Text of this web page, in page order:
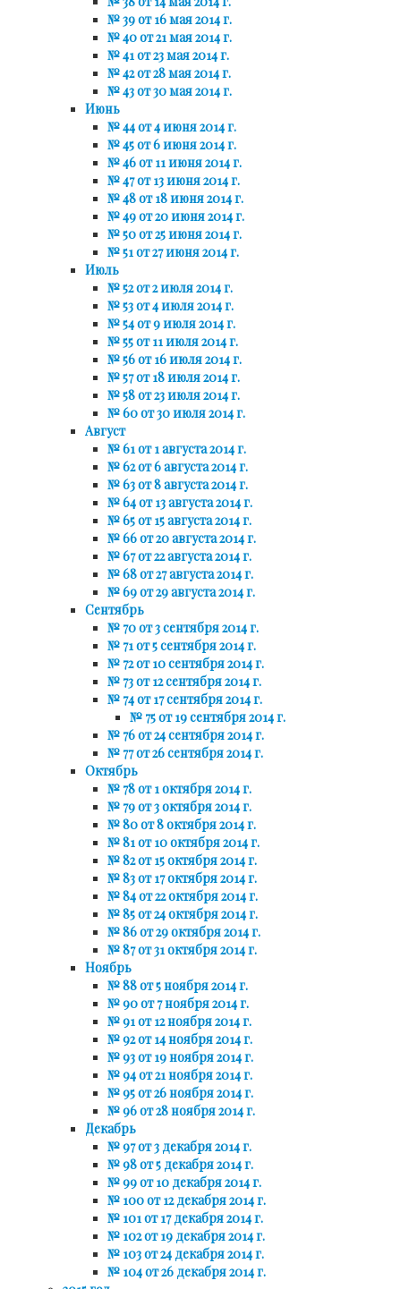
№ 39 от 16 мая 2014 г.
№ 40 от 21 мая 2014 г.
№ 41 от 23 мая 2014 г.
№ 42 от 28 мая 2014 г.
№ 43 от 30 мая 2014 г.
Июнь
№ 44 от 4 июня 2014 г.
№ 45 от 6 июня 2014 г.
№ 46 от 11 июня 2014 г.
№ 47 от 13 июня 2014 г.
№ 48 от 18 июня 2014 г.
№ 49 от 20 июня 2014 г.
№ 50 от 25 июня 2014 г.
№ 51 от 27 июня 2014 г.
Июль
№ 52 от 2 июля 2014 г.
№ 53 от 4 июля 2014 г.
№ 54 от 9 июля 2014 г.
№ 55 от 11 июля 2014 г.
№ 56 от 16 июля 2014 г.
№ 57 от 18 июля 2014 г.
№ 58 от 23 июля 2014 г.
№ 60 от 30 июля 2014 г.
Август
№ 61 от 1 августа 2014 г.
№ 62 от 6 августа 2014 г.
№ 63 от 8 августа 2014 г.
№ 64 от 13 августа 2014 г.
№ 65 от 15 августа 2014 г.
№ 66 от 20 августа 2014 г.
№ 67 от 22 августа 2014 г.
№ 68 от 27 августа 2014 г.
№ 69 от 29 августа 2014 г.
Сентябрь
№ 70 от 3 сентября 2014 г.
№ 71 от 5 сентября 2014 г.
№ 72 от 10 сентября 2014 г.
№ 73 от 12 сентября 2014 г.
№ 74 от 17 сентября 2014 г.
№ 75 от 19 сентября 2014 г.
№ 76 от 24 сентября 2014 г.
№ 77 от 26 сентября 2014 г.
Октябрь
№ 78 от 1 октября 2014 г.
№ 79 от 3 октября 2014 г.
№ 80 от 8 октября 2014 г.
№ 81 от 10 октября 2014 г.
№ 82 от 15 октября 2014 г.
№ 83 от 17 октября 2014 г.
№ 84 от 22 октября 2014 г.
№ 85 от 24 октября 2014 г.
№ 86 от 29 октября 2014 г.
№ 87 от 31 октября 2014 г.
Ноябрь
№ 88 от 5 ноября 2014 г.
№ 90 от 7 ноября 2014 г.
№ 91 от 12 ноября 2014 г.
№ 92 от 14 ноября 2014 г.
№ 93 от 19 ноября 2014 г.
№ 94 от 21 ноября 2014 г.
№ 95 от 26 ноября 2014 г.
№ 96 от 28 ноября 2014 г.
Декабрь
№ 97 от 3 декабря 2014 г.
№ 98 от 5 декабря 2014 г.
№ 99 от 10 декабря 2014 г.
№ 100 от 12 декабря 2014 г.
№ 101 от 17 декабря 2014 г.
№ 102 от 19 декабря 2014 г.
№ 103 от 24 декабря 2014 г.
№ 104 от 26 декабря 2014 г.